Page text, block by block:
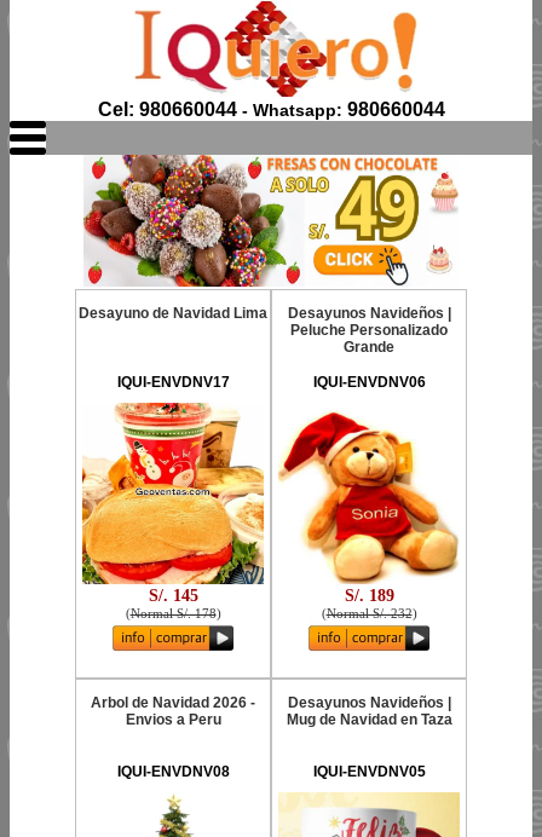
Cel: 980660044- Whatsapp: 980660044
Desayuno de Navidad Lima
IQUI-ENVDNV17
S/. 145
(Normal S/. 178)
Desayunos Navideños |
Peluche Personalizado
Grande
IQUI-ENVDNV06
S/. 189
(Normal S/. 232)
Arbol de Navidad 2026 -
Envios a Peru
IQUI-ENVDNV08
Desayunos Navideños |
Mug de Navidad en Taza
IQUI-ENVDNV05